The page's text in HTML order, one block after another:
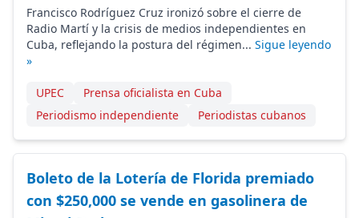
Francisco Rodríguez Cruz ironizó sobre el cierre de
Radio Martí y la crisis de medios independientes en
Cuba, reflejando la postura del régimen... Sigue leyendo
»
UPEC
Prensa oficialista en Cuba
Periodismo independiente
Periodistas cubanos
Boleto de la Lotería de Florida premiado
con $250,000 se vende en gasolinera de